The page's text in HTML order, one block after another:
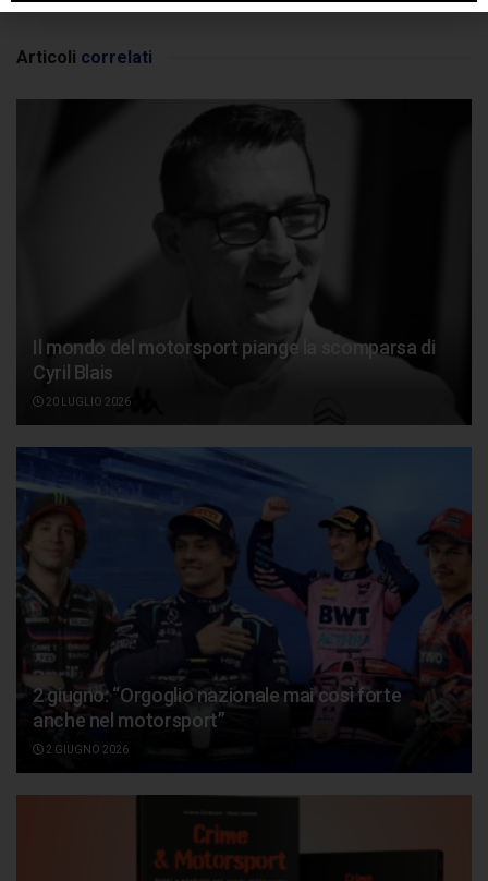
Articoli correlati
Il mondo del motorsport piange la scomparsa di
Cyril Blais
20 LUGLIO 2026
2 giugno: “Orgoglio nazionale mai così forte
anche nel motorsport”
2 GIUGNO 2026